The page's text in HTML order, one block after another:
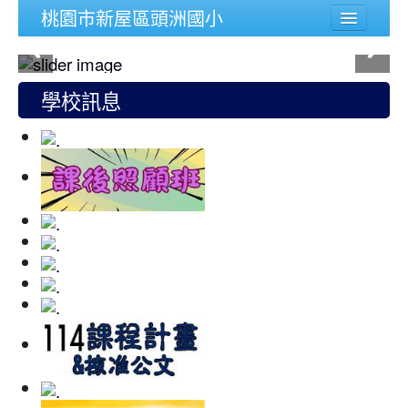
桃園市新屋區頭洲國小
學校簡介
行政組織
頭洲文件
公務連結
人事宣導專區
校內功能
登入
學校訊息